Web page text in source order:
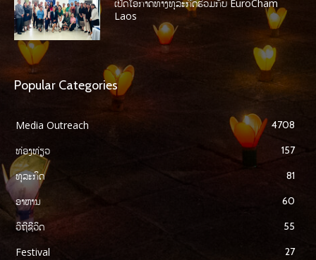
ເປີດໂອກາດທາງທຸລະກິດຮ່ວມກັບ EuroCham
Laos
Popular Categories
Media Outreach 4708
ທ່ອງທ່ຽວ 157
ທຸລະກິດ 81
ອາຫານ 60
ວິຖີຊີວິດ 55
Festival 27